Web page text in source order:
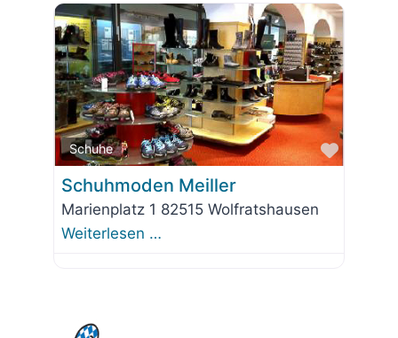
Schuhe
Favorit
Schuhmoden Meiller
Marienplatz 1 82515 Wolfratshausen
Weiterlesen …